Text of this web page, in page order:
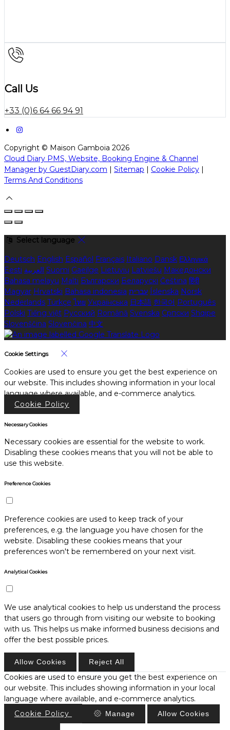
Call Us
+33 (0)6 64 66 94 91
Copyright © Maison Gamboia 2026
Cloud Diary PMS, Website, Booking Engine & Channel
Manager by GuestDiary.com | Sitemap | Cookie Policy |
Terms And Conditions
Select language
Deutsch English Español Français Italiano Dansk Ελληνικά
Eesti العربية Suomi Gaeilge Lietuvių Latviešu Македонски
Bahasa melayu Malti Български Беларускі Čeština हिंदी
Magyar Hrvatski Bahasa indonesia עברית Íslenska Norsk
Nederlands Türkçe ไทย Українська 日本語 한국어 Português
Polski Tiếng việt Русский Română Svenska Српски Shqipe
Slovenščina Slovenčina 中文
Cookie Settings
Cookies are used to ensure you get the best experience on
our website. This includes showing information in your local
language where available, and e-commerce analytics.
Cookie Policy
Necessary Cookies
Necessary cookies are essential for the website to work.
Disabling these cookies means that you will not be able to
use this website.
Preference Cookies
Preference cookies are used to keep track of your
preferences, e.g. the language you have chosen for the
website. Disabling these cookies means that your
preferences won't be remembered on your next visit.
Analytical Cookies
We use analytical cookies to help us understand the process
that users go through from visiting our website to booking
with us. This helps us make informed business decisions and
offer the best possible prices.
Allow Cookies Reject All
Cookies are used to ensure you get the best experience on
our website. This includes showing information in your local
language where available, and e-commerce analytics.
Cookie Policy
Manage Allow Cookies